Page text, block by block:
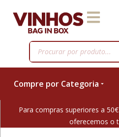
Compre por Categoria
Para compras superiores a
oferecemos o